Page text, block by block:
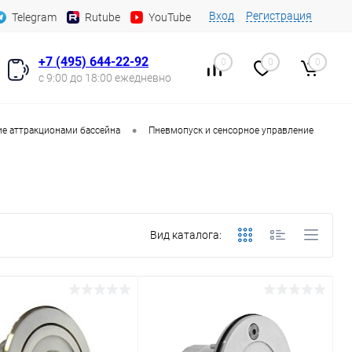
Telegram Rutube YouTube Вход Регистрация
+7 (495) 644-22-92
с 9:00 до 18:00 ежедневно
0 0 0
аттракционами бассейна • Пневмопуск и сенсорное управление
Вид каталога: